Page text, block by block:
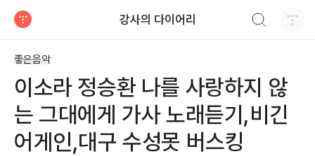
강사의 다이어리
좋은음악
이소라 정승환 나를 사랑하지 않
는 그대에게 가사 노래듣기,비긴
어게인,대구 수성못 버스킹